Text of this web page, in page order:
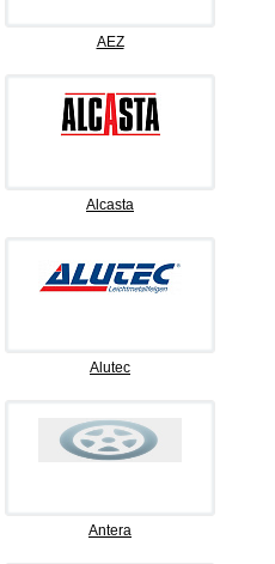
AEZ
Alcasta
Alutec
Antera